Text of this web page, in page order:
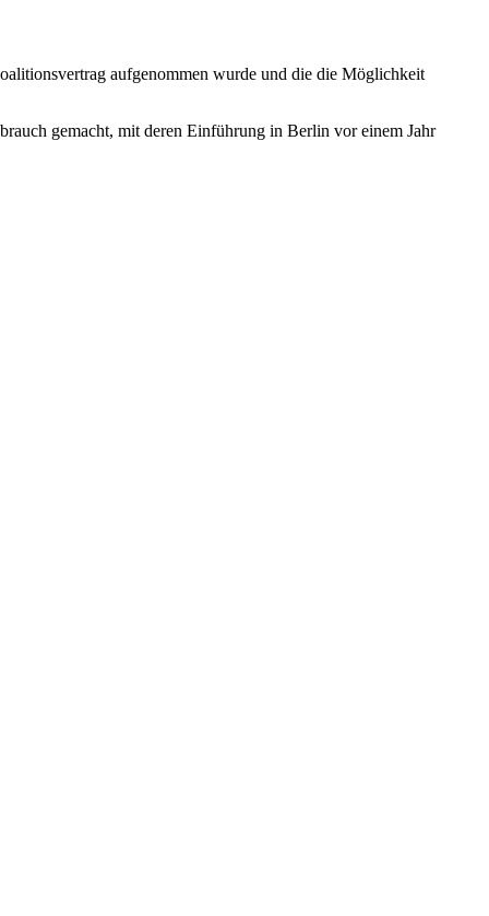
aufgenommen wurde und die die Möglichkeit
gemacht, mit deren Einführung in Berlin vor einem Jahr